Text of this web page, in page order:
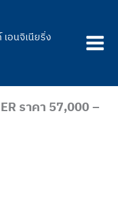
อนจิเนียริ่ง
ราคา 57,000 –